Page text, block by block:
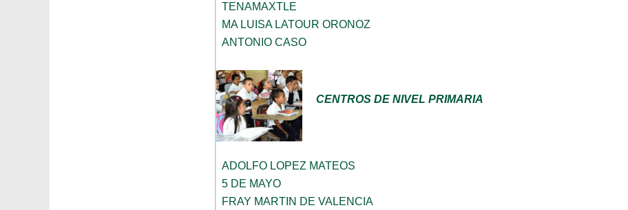
TENAMAXTLE
MA LUISA LATOUR ORONOZ
ANTONIO CASO
CENTROS DE NIVEL PRIMARIA
ADOLFO LOPEZ MATEOS
5 DE MAYO
FRAY MARTIN DE VALENCIA